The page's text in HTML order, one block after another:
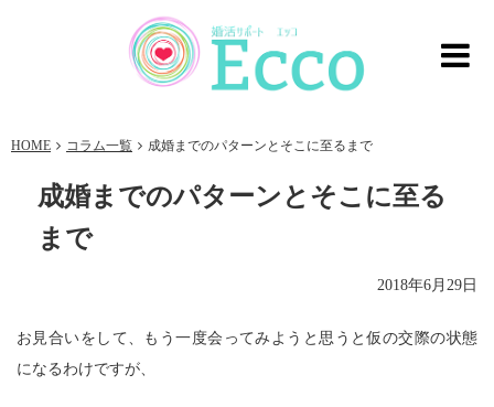
HOME コラム一覧 成婚までのパターンとそこに至るまで
成婚までのパターンとそこに至る
まで
2018年6月29日
お見合いをして、もう一度会ってみようと思うと仮の交際の状態
になるわけですが、